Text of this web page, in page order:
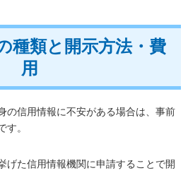
種類と開示方法・費
用
の信用情報に不安がある場合は、事前
す。
げた信用情報機関に申請することで開